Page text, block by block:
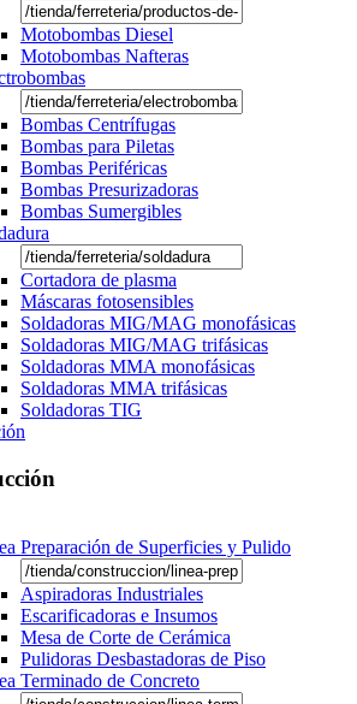
Motobombas Diesel
Motobombas Nafteras
Bombas Centrífugas
Bombas para Piletas
Bombas Periféricas
Bombas Presurizadoras
Bombas Sumergibles
Cortadora de plasma
Máscaras fotosensibles
Soldadoras MIG/MAG monofásicas
Soldadoras MIG/MAG trifásicas
Soldadoras MMA monofásicas
Soldadoras MMA trifásicas
Soldadoras TIG
Preparación de Superficies y Pulido
Aspiradoras Industriales
Escarificadoras e Insumos
Mesa de Corte de Cerámica
Pulidoras Desbastadoras de Piso
Terminado de Concreto